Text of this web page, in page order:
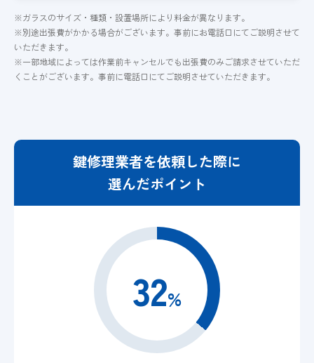
※ガラスのサイズ・種類・設置場所により料金が異なります。
※別途出張費がかかる場合がございます。事前にお電話口にてご説明させて
いただきます。
※一部地域によっては作業前キャンセルでも出張費のみご請求させていただ
くことがございます。事前に電話口にてご説明させていただきます。
鍵修理業者を依頼した際に
選んだポイント
32%